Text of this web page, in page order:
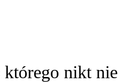
którego nikt nie